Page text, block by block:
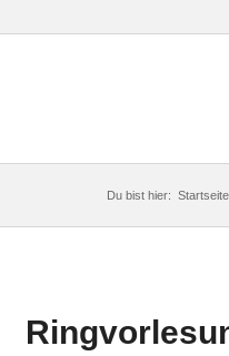
Du bist hier: Startseite